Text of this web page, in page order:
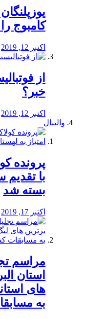
کامبوج
اکتبر 12, 2019
از
خبر؟
اکتبر 12, 2019
والیبال
پرونده
با تقدیم
بسته شد
اکتبر 17, 2019
مراسم
استان
های
به